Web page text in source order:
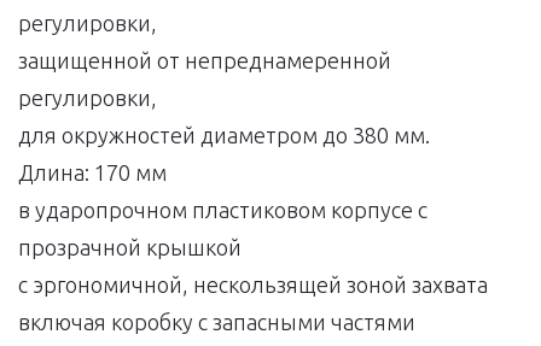
регулировки,
защищенной от непреднамеренной
регулировки,
для окружностей диаметром до 380 мм.
Длина: 170 мм
в ударопрочном пластиковом корпусе с
прозрачной крышкой
с эргономичной, нескользящей зоной захвата
включая коробку с запасными частями